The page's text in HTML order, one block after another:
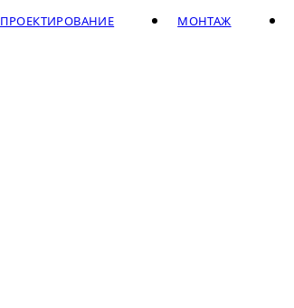
МОНТАЖ
ПРОЕКТИРОВАНИЕ